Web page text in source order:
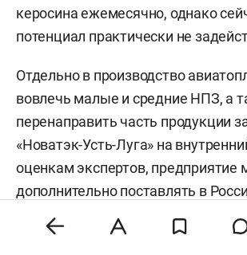
керосина ежемесячно, однако
потенциал практически не
Отдельно в производство
вовлечь малые и средние НПЗ, а
перенаправить часть продукции
«Новатэк-Усть-Луга» на
оценкам экспертов, предприятие
дополнительно поставлять в
тыс. т авиакеросина в год.